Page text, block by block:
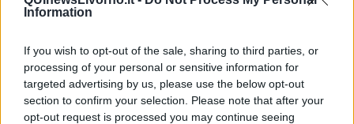
Information
If you wish to opt-out of the sale, sharing to third parties, or
processing of your personal or sensitive information for
targeted advertising by us, please use the below opt-out
section to confirm your selection. Please note that after your
opt-out request is processed you may continue seeing